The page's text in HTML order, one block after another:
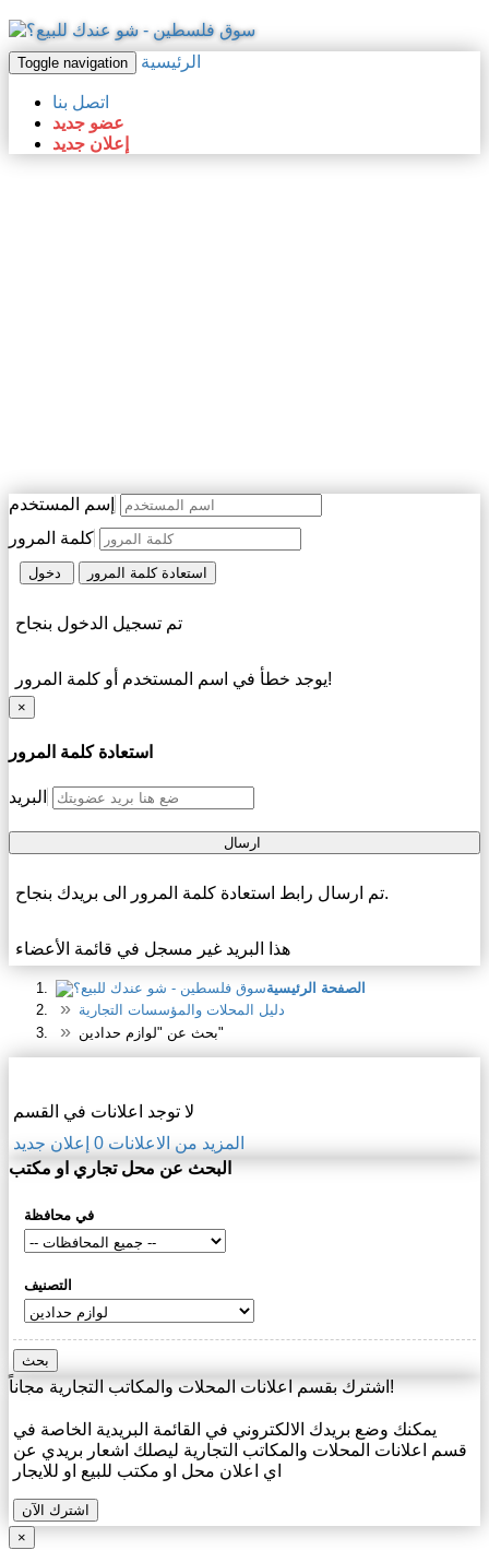
Toggle navigation الرئيسية
اتصل بنا
عضو جديد
إعلان جديد
إسم المستخدم
كلمة المرور
استعادة كلمة المرور
تم تسجيل الدخول بنجاح
يوجد خطأ في اسم المستخدم أو كلمة المرور!
×
استعادة كلمة المرور
البريد
تم ارسال رابط استعادة كلمة المرور الى بريدك بنجاح.
هذا البريد غير مسجل في قائمة الأعضاء
الصفحة الرئيسية
دليل المحلات والمؤسسات التجارية
بحث عن "لوازم حدادين"
لا توجد اعلانات في القسم
المزيد من الاعلانات 0 إعلان جديد
البحث عن محل تجاري او مكتب
في محافظة
التصنيف
بحث
اشترك بقسم اعلانات المحلات والمكاتب التجارية مجاناً!
يمكنك وضع بريدك الالكتروني في القائمة البريدية الخاصة في
قسم اعلانات المحلات والمكاتب التجارية ليصلك اشعار بريدي عن
اي اعلان محل او مكتب للبيع او للايجار
اشترك الآن
×